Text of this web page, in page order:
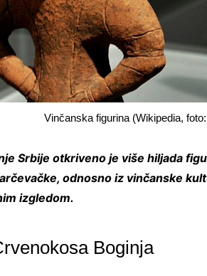
Vinčanska figurina (Wikipedia,
Srbije otkriveno je više hiljada
odnosno iz vinčanske
izgledom.
Boginja